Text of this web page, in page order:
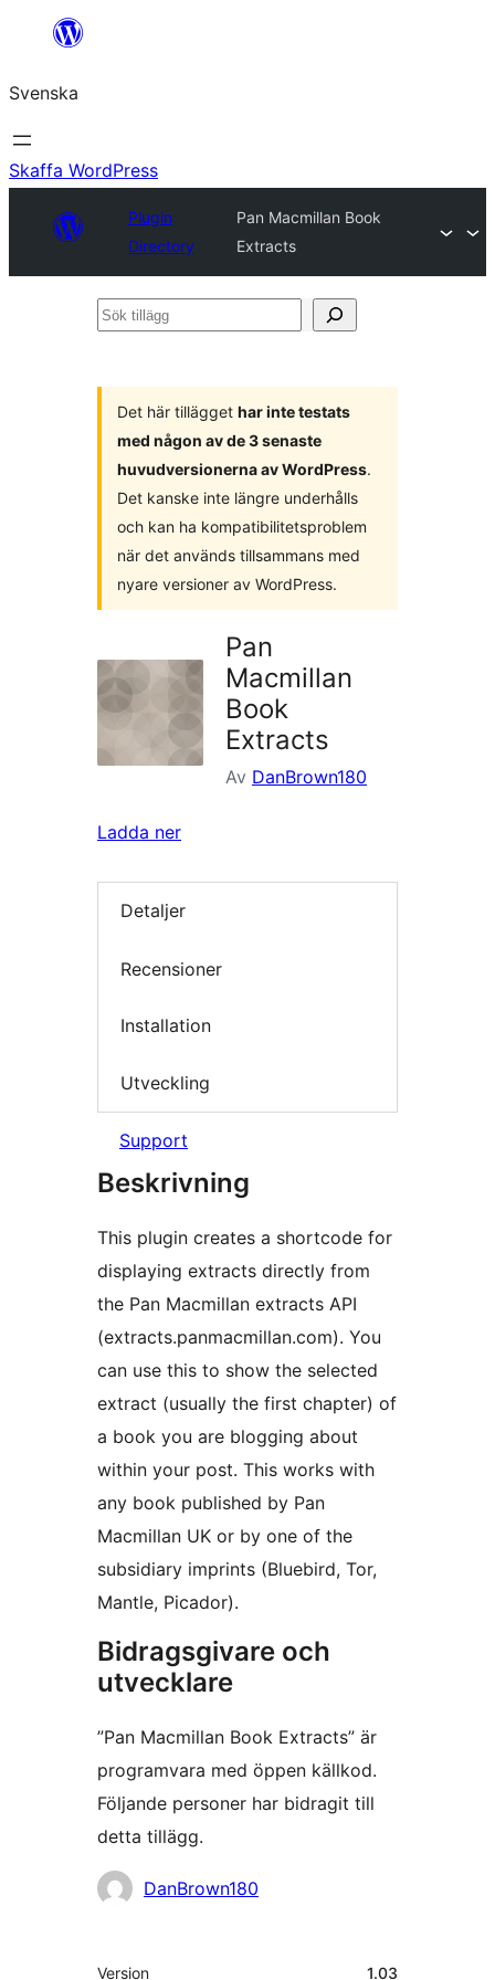
Hoppa
innehåll
Svenska
Skaffa WordPress
Plugin
Directory
Pan Macmillan Book
Extracts
Sök
Det här tillägget har inte testats
med någon av de 3 senaste
huvudversionerna av WordPress.
Det kanske inte längre underhålls
och kan ha kompatibilitetsproblem
när det används tillsammans med
nyare versioner av WordPress.
Pan
Macmillan
Book
Extracts
Av DanBrown180
Ladda ner
Detaljer
Recensioner
Installation
Utveckling
Support
Beskrivning
This plugin creates a shortcode for
displaying extracts directly from
the Pan Macmillan extracts API
(extracts.panmacmillan.com). You
can use this to show the selected
extract (usually the first chapter) of
a book you are blogging about
within your post. This works with
any book published by Pan
Macmillan UK or by one of the
subsidiary imprints (Bluebird, Tor,
Mantle, Picador).
Bidragsgivare och
utvecklare
”Pan Macmillan Book Extracts” är
programvara med öppen källkod.
Följande personer har bidragit till
detta tillägg.
BidragandeDanBrown180
Meta
Version 1.03